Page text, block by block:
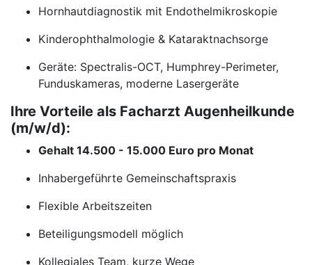
Hornhautdiagnostik mit Endothelmikroskopie
Kinderophthalmologie & Kataraktnachsorge
Geräte: Spectralis-OCT, Humphrey-Perimeter,
Funduskameras, moderne Lasergeräte
Ihre Vorteile als Facharzt Augenheilkunde
(m/w/d):
Gehalt 14.500 - 15.000 Euro pro Monat
Inhabergeführte Gemeinschaftspraxis
Flexible Arbeitszeiten
Beteiligungsmodell möglich
Kollegiales Team, kurze Wege